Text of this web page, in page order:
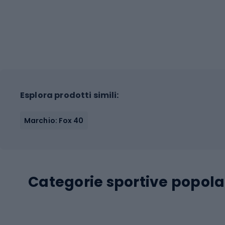
Esplora prodotti simili:
Marchio: Fox 40
Categorie sportive